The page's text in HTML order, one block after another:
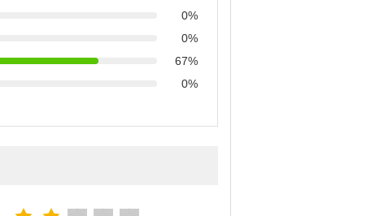
0%
0%
67%
0%